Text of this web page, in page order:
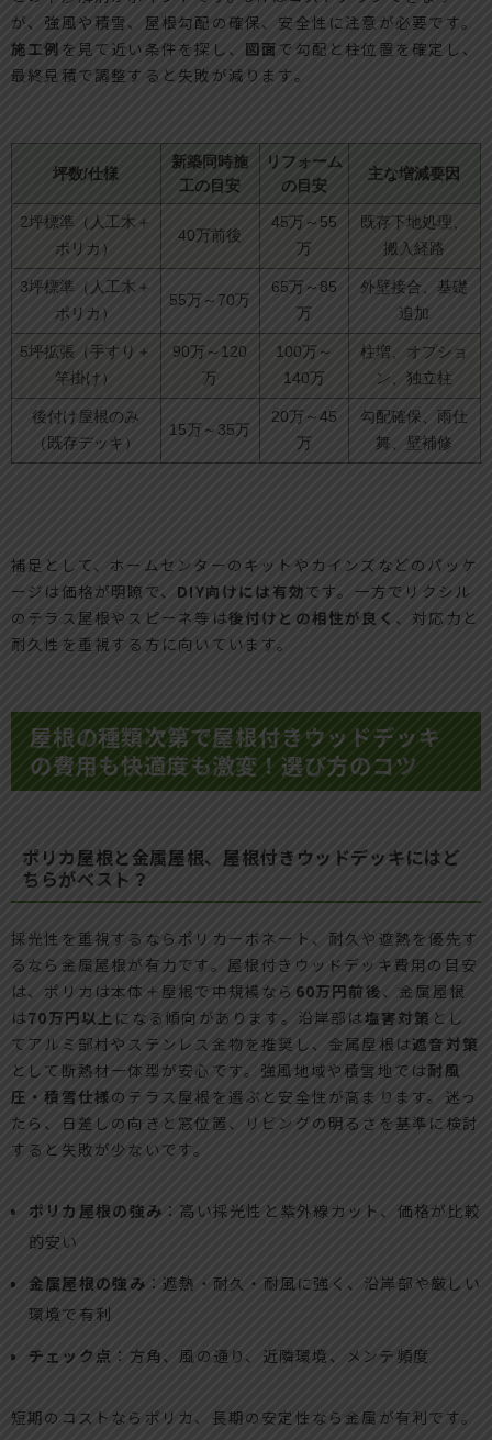
が、強風や積雪、屋根勾配の確保、安全性に注意が必要です。
施工例 を見て近い条件を探し、 図面で勾配と柱位置を確定し、
最終見積で調整すると失敗が減ります。
坪数/仕様
新築同時施
工の目安
リフォーム
の目安
主な増減要因
2坪標準（人工木＋
ポリカ）
40万前後
45万～55
万
既存下地処理、
搬入経路
3坪標準（人工木＋
ポリカ）
55万～70万
65万～85
万
外壁接合、基礎
追加
5坪拡張（手すり＋
竿掛け）
90万～120
万
100万～
140万
柱増、オプショ
ン、独立柱
後付け屋根のみ
（既存デッキ）
15万～35万
20万～45
万
勾配確保、雨仕
舞、壁補修
補足として、ホームセンターのキットやカインズなどのパッケ
ージは価格が明瞭で、 DIY向けには有効です。一方でリクシル
のテラス屋根やスピーネ等は後付けとの相性が良く 、対応力と
耐久性を重視する方に向いています。
屋根の種類次第で屋根付きウッドデッキ
の費用も快適度も激変！選び方のコツ
ポリカ屋根と金属屋根、屋根付きウッドデッキにはど
ちらがベスト？
採光性を重視するならポリカーボネート、耐久や遮熱を優先す
るなら金属屋根が有力です。屋根付きウッドデッキ費用の目安
は、ポリカは本体＋屋根で中規模なら 60万円前後、金属屋根
は70万円以上 になる傾向があります。沿岸部は塩害対策 とし
てアルミ部材やステンレス金物を推奨し、金属屋根は遮音対策
として断熱材一体型が安心です。強風地域や積雪地では耐風
圧・積雪仕様のテラス屋根を選ぶと安全性が高まります。迷っ
たら、日差しの向きと窓位置、リビングの明るさを基準に検討
すると失敗が少ないです。
ポリカ屋根の強み ：高い採光性と紫外線カット、価格が比較
的安い
金属屋根の強み ：遮熱・耐久・耐風に強く、沿岸部や厳しい
環境で有利
チェック点 ：方角、風の通り、近隣環境、メンテ頻度
短期のコストならポリカ、長期の安定性なら金属が有利です。